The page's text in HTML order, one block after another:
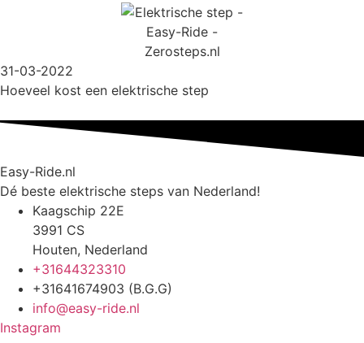
31-03-2022
Hoeveel kost een elektrische step
Easy-Ride.nl
Dé beste elektrische steps van Nederland!
Kaagschip 22E
3991 CS
Houten, Nederland
+31644323310
+31641674903 (B.G.G)
info@easy-ride.nl
Instagram